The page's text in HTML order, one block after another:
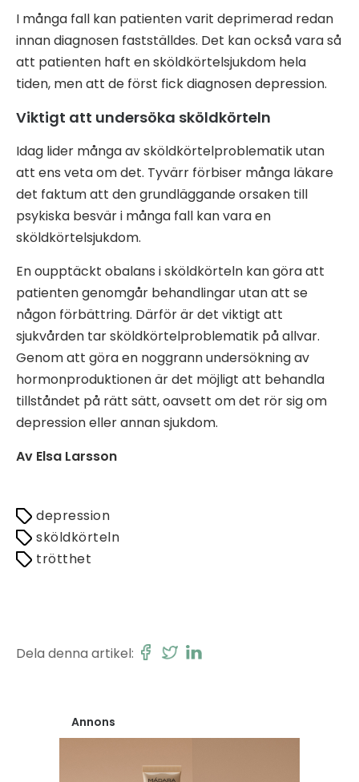
I många fall kan patienten varit deprimerad redan
innan diagnosen fastställdes. Det kan också vara så
att patienten haft en sköldkörtelsjukdom hela
tiden, men att de först fick diagnosen depression.
Viktigt att undersöka sköldkörteln
Idag lider många av sköldkörtelproblematik utan
att ens veta om det. Tyvärr förbiser många läkare
det faktum att den grundläggande orsaken till
psykiska besvär i många fall kan vara en
sköldkörtelsjukdom.
En oupptäckt obalans i sköldkörteln kan göra att
patienten genomgår behandlingar utan att se
någon förbättring. Därför är det viktigt att
sjukvården tar sköldkörtelproblematik på allvar.
Genom att göra en noggrann undersökning av
hormonproduktionen är det möjligt att behandla
tillståndet på rätt sätt, oavsett om det rör sig om
depression eller annan sjukdom.
Av Elsa Larsson
depression
sköldkörteln
trötthet
Dela denna artikel:
Annons